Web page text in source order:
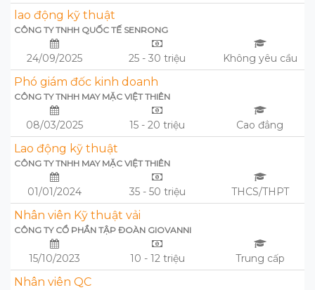
lao động kỹ thuật
CÔNG TY TNHH QUỐC TẾ SENRONG
24/09/2025 25 - 30 triệu Không yêu cầu
Phó giám đốc kinh doanh
CÔNG TY TNHH MAY MẶC VIỆT THIÊN
08/03/2025 15 - 20 triệu Cao đẳng
Lao động kỹ thuật
CÔNG TY TNHH MAY MẶC VIỆT THIÊN
01/01/2024 35 - 50 triệu THCS/THPT
Nhân viên Kỹ thuật vải
CÔNG TY CỔ PHẦN TẬP ĐOÀN GIOVANNI
15/10/2023 10 - 12 triệu Trung cấp
Nhân viên QC